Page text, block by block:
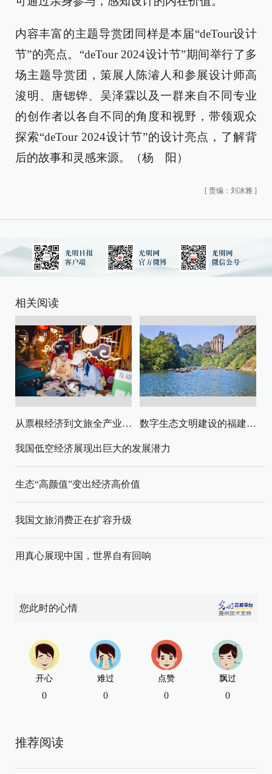
内容丰富的主题导赏团同样是本届“deTour设计
节”的亮点。“deTour 2024设计节”期间举行了多
场主题导赏团，策展人陈濬人和参展设计师高
浚明、唐锶铧、吴泽霖以及一群来自不同专业
的创作者以各自不同的角度和视野，带领观众
探索“deTour 2024设计节”的设计亮点，了解背
后的故事和灵感来源。（杨 阳）
[ 责编：刘冰雅 ]
相关阅读
从票根经济到文旅全产业链升级 数字生态文明建设的福建路径与启示
我国低空经济展现出巨大的发展潜力
生态“高颜值”变出经济高价值
我国文旅消费正在扩容升级
用真心展现中国，世界自有回响
您此时的心情
开心
0
难过
0
点赞
0
飘过
0
推荐阅读